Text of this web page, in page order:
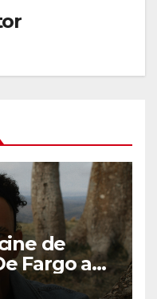
de
Fargo a